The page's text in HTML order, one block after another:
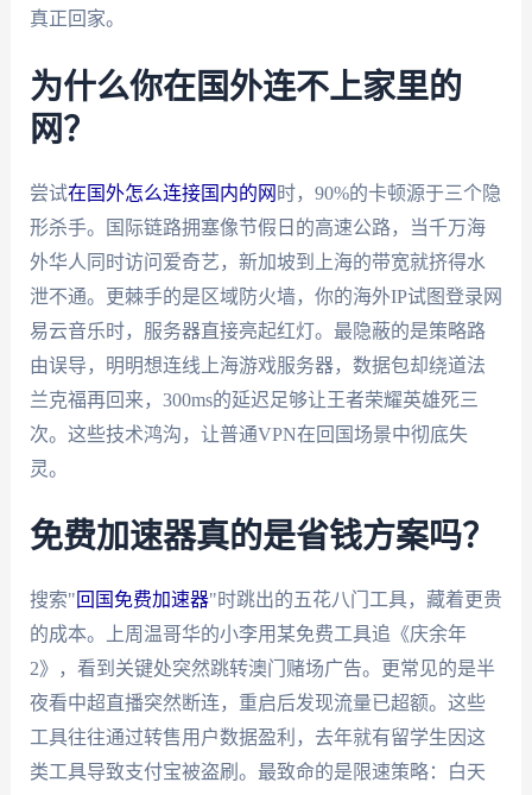
真正回家。
为什么你在国外连不上家里的
网？
尝试在国外怎么连接国内的网 时，90%的卡顿源于三个隐
形杀手。国际链路拥塞像节假日的高速公路，当千万海
外华人同时访问爱奇艺，新加坡到上海的带宽就挤得水
泄不通。更棘手的是区域防火墙，你的海外IP试图登录网
易云音乐时，服务器直接亮起红灯。最隐蔽的是策略路
由误导，明明想连线上海游戏服务器，数据包却绕道法
兰克福再回来，300ms的延迟足够让王者荣耀英雄死三
次。这些技术鸿沟，让普通VPN在回国场景中彻底失
灵。
免费加速器真的是省钱方案吗？
搜索"回国免费加速器"时跳出的五花八门工具，藏着更贵
的成本。上周温哥华的小李用某免费工具追《庆余年
2》，看到关键处突然跳转澳门赌场广告。更常见的是半
夜看中超直播突然断连，重启后发现流量已超额。这些
工具往往通过转售用户数据盈利，去年就有留学生因这
类工具导致支付宝被盗刷。最致命的是限速策略：白天